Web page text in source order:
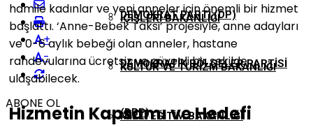
DEMOKRAT PARTI (DP)
DEMOKRATIK BÖLGELER PARTISI
(DBP)
İÇIŞLERI BAKANLIĞI
KÜLTÜR VE TURIZM BAKANLIĞI
MILLI EĞITIM BAKANLIĞI
+
-
ABONE OL
hamile kadınlar ve yeni anneler için önemli bir hizmet
başlattı. ‘Anne-Bebek Taksi’ projesiyle, anne adayları
ve 0-6 aylık bebeği olan anneler, hastane
randevularına ücretsiz ve güvenli bir şekilde
ulaşabilecek.
Hizmetin Kapsamı ve Hedefi